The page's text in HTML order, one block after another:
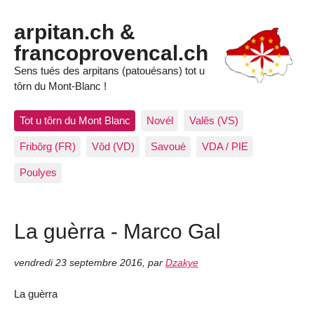
arpitan.ch &
francoprovencal.ch
Sens tués des arpitans (patouésans) tot u
tôrn du Mont-Blanc !
Tot u tôrn du Mont Blanc Novél Valês (VS)
Fribôrg (FR) Vôd (VD) Savouè VDA / PIE
Poulyes
La guèrra - Marco Gal
vendredi 23 septembre 2016 par Dzakye
La guèrra